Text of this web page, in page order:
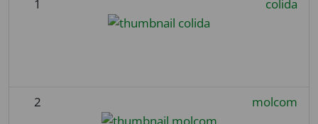
1 colida
2 molcom